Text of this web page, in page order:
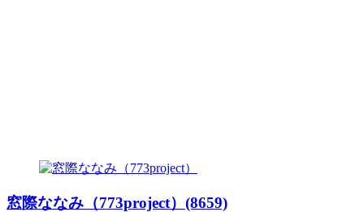
窓際ななみ（773project）(8659)